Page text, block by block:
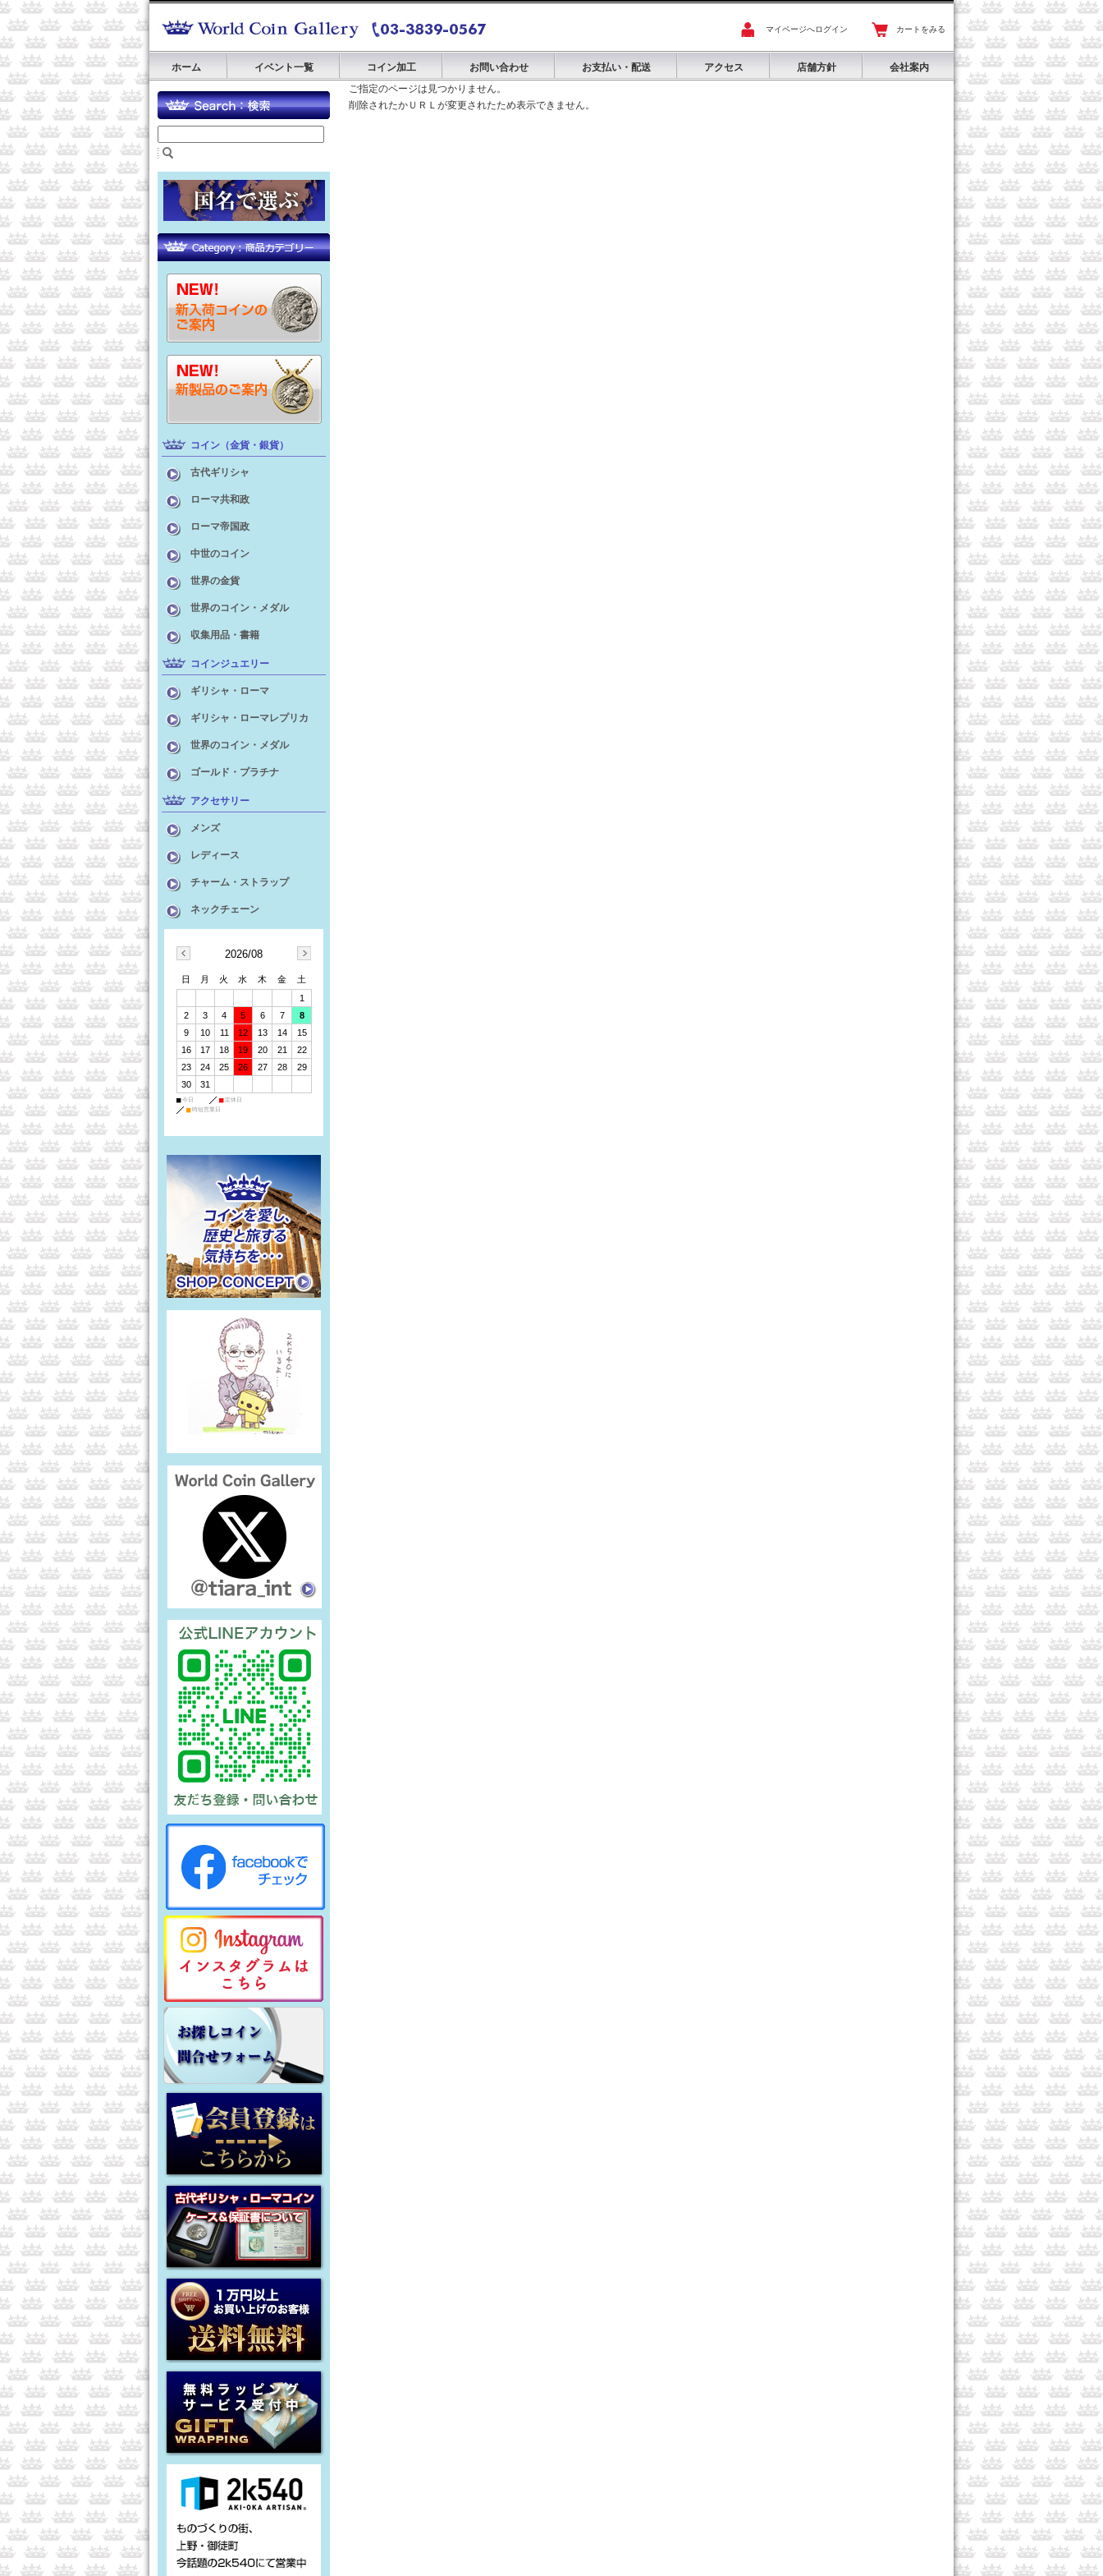
マイページへログイン カートをみる
ホーム イベント一覧 コイン加工 お問い合わせ お支払い・配送 アクセス 店舗方針
会社案内
ご指定のページは見つかりません。
削除されたかＵＲＬが変更されたため表示できません。
コイン（金貨・銀貨）
古代ギリシャ
ローマ共和政
ローマ帝国政
中世のコイン
世界の金貨
世界のコイン・メダル
収集用品・書籍
コインジュエリー
ギリシャ・ローマ
ギリシャ・ローマレプリカ
世界のコイン・メダル
ゴールド・プラチナ
アクセサリー
メンズ
レディース
チャーム・ストラップ
ネックチェーン
2026/08
日 月 火 水 木 金
土
1
2
3 4 5 6 7
8
9
10 11 12 13 14
15
16
17 18 19 20 21
22
23
24 25 26 27 28
29
30
31
■ 今日 ■ 定休日
■ 時短営業日